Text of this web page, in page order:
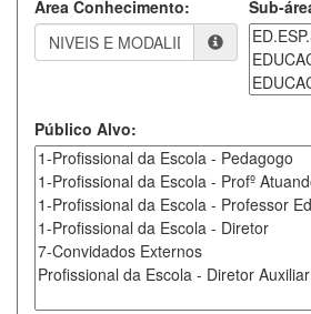
Área Conhecimento: Sub-
Público Alvo: